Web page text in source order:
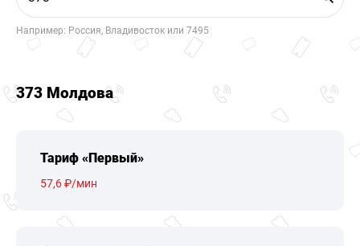
Например: Россия, Владивосток или 7495
373 Молдова
Тариф «Первый»
57,6 ₽/мин